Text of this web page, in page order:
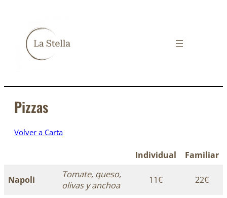
Pizzas
Volver a Carta
Individual Familiar
Napoli
Tomate, queso,
olivas y anchoa
11€ 22€